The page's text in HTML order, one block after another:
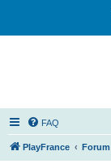
FAQ
PlayFrance Forum